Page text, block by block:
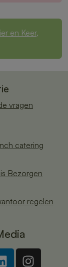
en Keer,
vragen
catering
Bezorgen
regelen